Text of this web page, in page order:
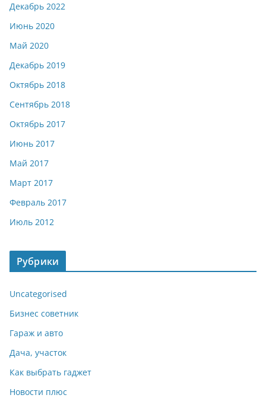
Декабрь 2022
Июнь 2020
Май 2020
Декабрь 2019
Октябрь 2018
Сентябрь 2018
Октябрь 2017
Июнь 2017
Май 2017
Март 2017
Февраль 2017
Июль 2012
Рубрики
Uncategorised
Бизнес советник
Гараж и авто
Дача, участок
Как выбрать гаджет
Новости плюс